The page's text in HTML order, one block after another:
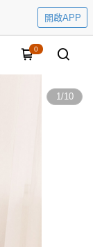
開啟APP
0
1/10